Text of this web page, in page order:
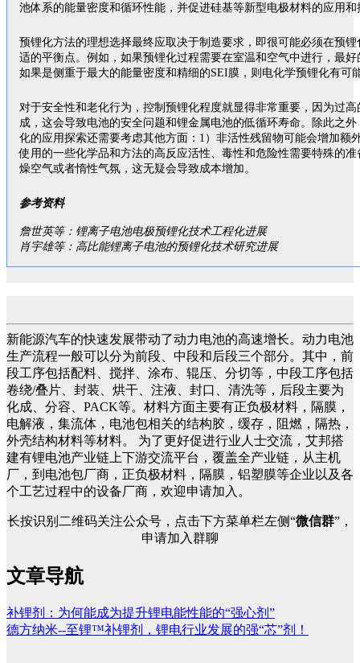
池体系的能量密度和循环性能，并促进硅基等新型电极材料的应用和
预锂化方法的理想选择最终应取决于制造要求，即很可能必须在预
适的平衡点。例如，如果预锂化过程需要在室温和空气中进行，最
如果是侧重于最大的能量密度和精细的SEI膜，则电化学预锂化有可
对于安全性和老化行为，控制预锂化程度就显得非常重要，因为过
成，这会导致电池的安全问题和锂金属电池的低循环寿命。除此之
化的应用探索还需要考虑其他方面：1）非活性残留物可能会增加额
使用的一些化学品和方法的高反应活性、毒性和危险性需要特殊的
燥空气或者惰性气氛，这无疑会导致成本增加。
参考资料
詹世英等：锂离子电池电极预锂化技术工程化进展
肖宇雄等：高比能锂离子电池的预锂化技术研究进展
新能源汽车的快速发展带动了动力电池的高速增长。动力电池
生产流程一般可以分为前段、中段和后段三个部分。其中，前
段工序包括配料、搅拌、涂布、辊压、分切等，中段工序包括
卷绕/叠片、封装、烘干、注液、封口、清洗等，后段主要为
化成、分容、PACK等。材料方面主要有正负极材料，隔膜，
电解液，集流体，电池包相关的结构胶，缓存，阻燃，隔热，
外壳结构材料等材料。 为了更好促进行业人士交流，艾邦搭
建有锂电池产业链上下游交流平台，覆盖全产业链，从主机
厂，到电池包厂商，正负极材料，隔膜，铝塑膜等企业以及各
个工艺过程中的设备厂商，欢迎申请加入。
长按识别二维码关注公众号，点击下方菜单栏左侧“微信群”，
申请加入群聊
文章导航
补锂剂：为何能成为提升锂电能性能的“强心剂”
德方纳米--至锂™补锂剂，锂电行业发展的强“芯”剂！